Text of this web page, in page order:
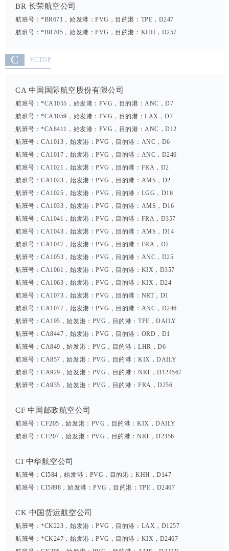
BR 长荣航空公司
航班号：*BR671，始发港：PVG，目的港：TPE，D247
航班号：*BR705，始发港：PVG，目的港：KHH，D257
C YCTOP
CA 中国国际航空股份有限公司
航班号：*CA1055，始发港：PVG，目的港：ANC，D7
航班号：*CA1059，始发港：PVG，目的港：LAX，D7
航班号：*CA8411，始发港：PVG，目的港：ANC，D12
航班号：CA1013，始发港：PVG，目的港：ANC，D6
航班号：CA1017，始发港：PVG，目的港：ANC，D246
航班号：CA1021，始发港：PVG，目的港：FRA，D2
航班号：CA1023，始发港：PVG，目的港：AMS，D2
航班号：CA1025，始发港：PVG，目的港：LGG，D16
航班号：CA1033，始发港：PVG，目的港：AMS，D16
航班号：CA1041，始发港：PVG，目的港：FRA，D357
航班号：CA1043，始发港：PVG，目的港：AMS，D14
航班号：CA1047，始发港：PVG，目的港：FRA，D2
航班号：CA1053，始发港：PVG，目的港：ANC，D25
航班号：CA1061，始发港：PVG，目的港：KIX，D357
航班号：CA1063，始发港：PVG，目的港：KIX，D24
航班号：CA1073，始发港：PVG，目的港：NRT，D1
航班号：CA1077，始发港：PVG，目的港：ANC，D246
航班号：CA195，始发港：PVG，目的港：TPE，DAILY
航班号：CA8447，始发港：PVG，目的港：ORD，D1
航班号：CA849，始发港：PVG，目的港：LHR，D6
航班号：CA857，始发港：PVG，目的港：KIX，DAILY
航班号：CA929，始发港：PVG，目的港：NRT，D124567
航班号：CA935，始发港：PVG，目的港：FRA，D256
CF 中国邮政航空公司
航班号：CF205，始发港：PVG，目的港：KIX，DAILY
航班号：CF207，始发港：PVG，目的港：NRT，D2356
CI 中华航空公司
航班号：CI584，始发港：PVG，目的港：KHH，D147
航班号：CI5898，始发港：PVG，目的港：TPE，D2467
CK 中国货运航空公司
航班号：*CK223，始发港：PVG，目的港：LAX，D1257
航班号：*CK247，始发港：PVG，目的港：KIX，D2467